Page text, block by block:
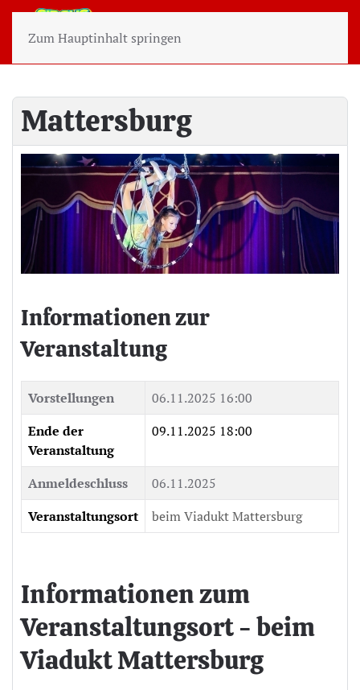
Zum Hauptinhalt springen
Mattersburg
Informationen zur
Veranstaltung
Vorstellungen
06.11.2025 16:00
Ende der
Veranstaltung
09.11.2025 18:00
Anmeldeschluss
06.11.2025
Veranstaltungsort
beim Viadukt Mattersburg
Informationen zum
Veranstaltungsort - beim
Viadukt Mattersburg